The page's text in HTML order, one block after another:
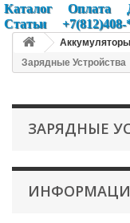
Каталог Оплата
Статьи
Зарядные Устройства
ЗАРЯДНЫЕ